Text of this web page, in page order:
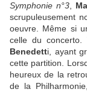
Symphonie n°3,
scrupuleusement
oeuvre. Même si
celle du
Benedetti, ayant
cette partition.
heureux de la
de la